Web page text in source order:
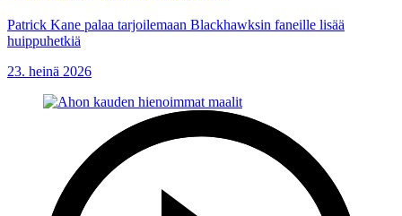
Patrick Kane palaa tarjoilemaan Blackhawksin faneille lisää
huippuhetkiä
23. heinä 2026